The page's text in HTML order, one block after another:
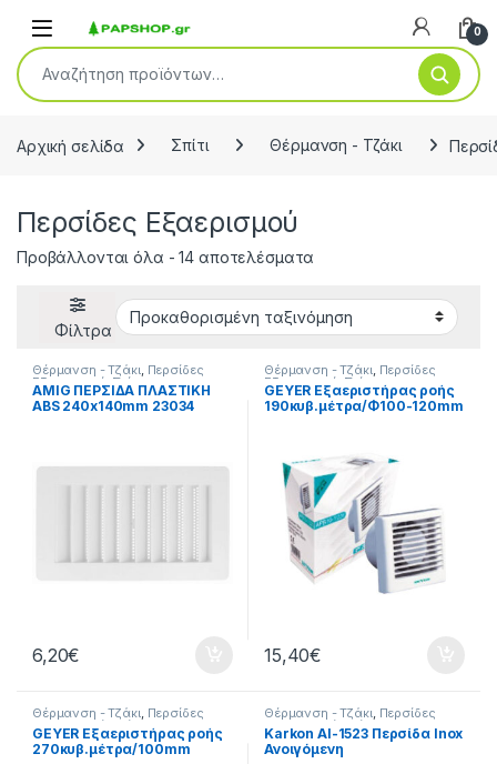
Open 0
Αναζήτηση για:
Αρχική σελίδα Σπίτι Θέρμανση - Τζάκι
Περσίδες Εξαερισμού
Προβάλλονται όλα - 14 αποτελέσματα
Φίλτρα
Θέρμανση - Τζάκι, Περσίδες
Εξαερισμού,Σπίτι
AMIG ΠΕΡΣΙΔΑ ΠΛΑΣΤΙΚΗ
ABS 240x140mm 23034
6,20€
Θέρμανση - Τζάκι, Περσίδες
Εξαερισμού Σπίτι
GEYER Εξαεριστήρας ροής
190κυβ.μέτρα/Φ100-120mm
15,40€
Θέρμανση - Τζάκι, Περσίδες
Εξαερισμού Σπίτι
GEYER Εξαεριστήρας ροής
270κυβ.μέτρα/100mm
Θέρμανση - Τζάκι, Περσίδες
Εξαερισμού ,Σπίτι
Karkon ΑI-1523 Περσίδα Inox
Ανοιγόμενη